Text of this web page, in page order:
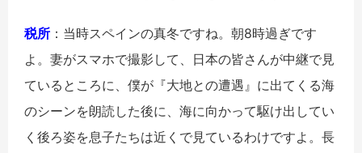
税所 ：当時スペインの真冬ですね。朝8時過ぎです
よ。妻がスマホで撮影して、日本の皆さんが中継で見
ているところに、僕が『大地との遭遇』に出てくる海
のシーンを朗読した後に、海に向かって駆け出してい
く後ろ姿を息子たちは近くで見ているわけですよ。長